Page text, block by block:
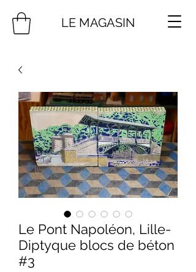
LE MAGASIN
Le Pont Napoléon, Lille-
Diptyque blocs de béton
#3